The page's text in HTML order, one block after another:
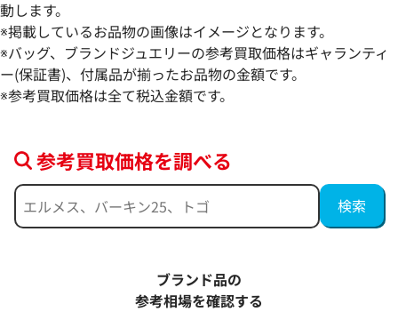
ルイ・ヴィトン モノグラム ミニバムバッ
グ ショルダーバッグ M82335
参考買取価格
ルイ・ヴィトン
グ ショルダーバッ
動します。
※掲載しているお品物の画像はイメージとなります。
※バッグ、ブランドジュエリーの参考買取価格はギャランティ
ー(保証書)、付属品が揃ったお品物の金額です。
※参考買取価格は全て税込金額です。
参考買取価格を調べる
ブランド品の
参考相場を確認する